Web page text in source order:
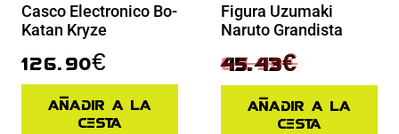
Casco Electronico Bo-
Katan Kryze
126.90€
Añadir a la
cesta
Figura Uzumaki
Naruto Grandista
64.90€
45.43€
Añadir a la
cesta